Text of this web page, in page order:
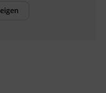
Standort des BFI